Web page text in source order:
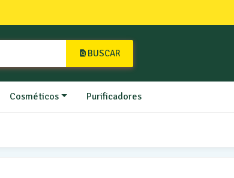
BUSCAR
Cosméticos Purificadores